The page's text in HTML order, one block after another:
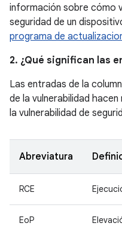
información sobre cómo
seguridad de un
programa de
2. ¿Qué significan las
Las entradas de la
de la vulnerabilidad
la vulnerabilidad de
Abreviatura
RCE
EoP